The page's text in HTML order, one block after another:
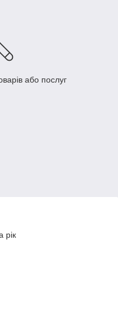
або послуг
рік